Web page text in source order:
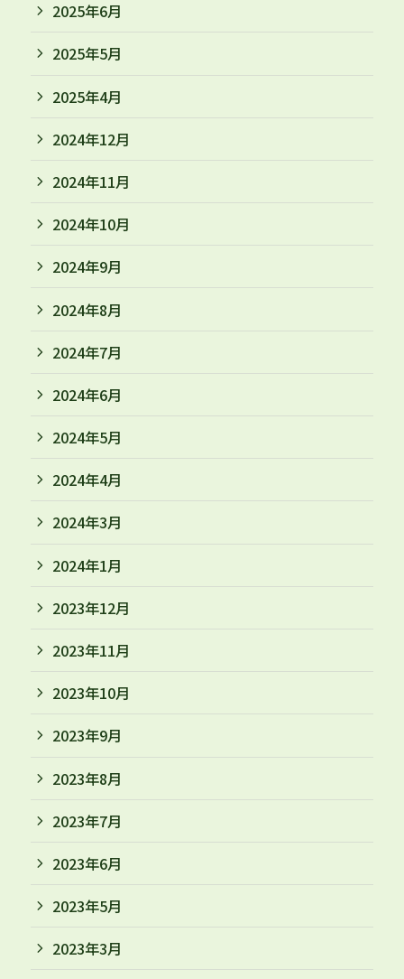
2025年6月
2025年5月
2025年4月
2024年12月
2024年11月
2024年10月
2024年9月
2024年8月
2024年7月
2024年6月
2024年5月
2024年4月
2024年3月
2024年1月
2023年12月
2023年11月
2023年10月
2023年9月
2023年8月
2023年7月
2023年6月
2023年5月
2023年3月